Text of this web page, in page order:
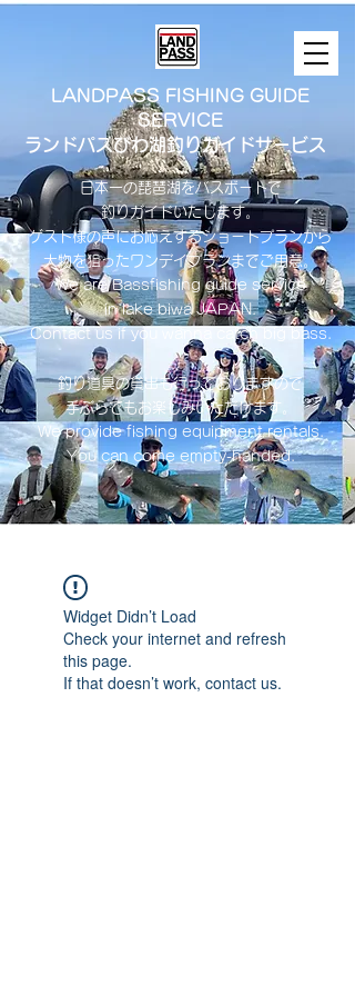
LANDPASS FISHING GUIDE
SERVICE
ランドパスびわ湖釣りガイドサービス
日本一の琵琶湖をバスボートで
釣りガイドいたします。
​ゲスト様の声にお応えするショートプランから
大物を狙ったワンデイプランまでご用意。
​We are Bassfishing guide service
in lake biwa ​JAPAN.
Contact us if you wanna catch big bass.
釣り道具の貸出も行っておりますので
手ぶらでもお楽しみいただけます。
We provide fishing equipment rentals.
You can come empty-handed.
Widget Didn’t Load
Check your internet and refresh
this page.
If that doesn’t work, contact us.